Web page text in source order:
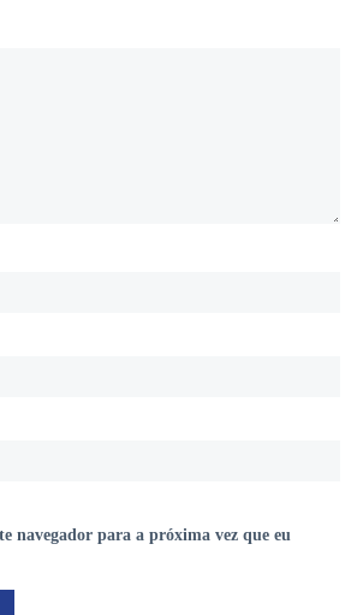
navegador para a próxima vez que eu